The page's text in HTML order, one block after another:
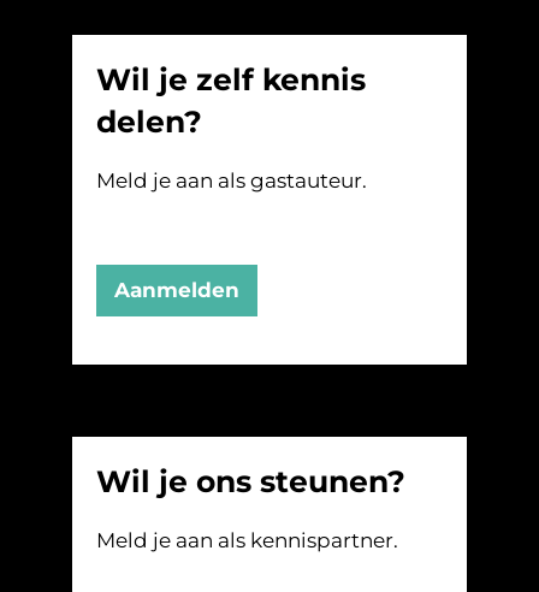
Wil je zelf kennis
delen?
Meld je aan als gastauteur.
Aanmelden
Wil je ons steunen?
Meld je aan als kennispartner.